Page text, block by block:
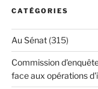
CATÉGORIES
Au Sénat(315)
Commission
face aux opérations